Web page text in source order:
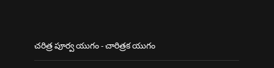
చరిత్ర పూర్వ యుగం - చారిత్రక యుగం